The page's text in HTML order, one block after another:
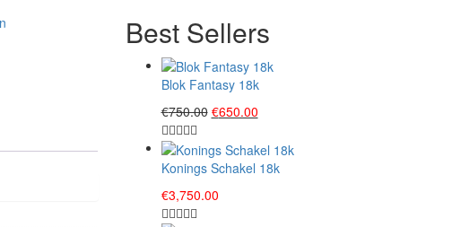
Best Sellers
Blok Fantasy 18k
€750.00 Original
was:
€750.00.
€650.00Current
is:
€650.00.
Konings Schakel 18k
€3,750.00